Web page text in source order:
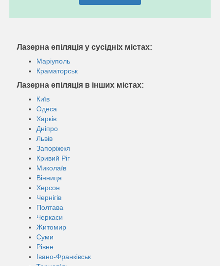
Лазерна епіляція у сусідніх містах:
Маріуполь
Краматорськ
Лазерна епіляція в інших містах:
Київ
Одеса
Харків
Дніпро
Львів
Запоріжжя
Кривий Ріг
Миколаїв
Вінниця
Херсон
Чернігів
Полтава
Черкаси
Житомир
Суми
Рівне
Івано-Франківськ